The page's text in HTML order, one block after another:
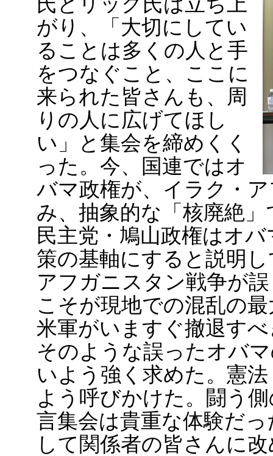
がり、「大切にしてい
ることは多くの人と手
をつなぐこと、ここに
来られた皆さんも、周
りの人に広げてほし
い」と集会を締めくく
った。今、国連ではオ
バマ政権が、イラク・
み、抽象的な「核廃絶
民主党・鳩山政権はオ
策の基軸にすると説明
アフガニスタン戦争が
こそが現地での混乱の
米軍がいますぐ撤退す
そのような誤ったオバ
いよう強く求めた。憲
よう呼びかけた。闘う
言集会は貴重な体験だ
して関係者の皆さんに